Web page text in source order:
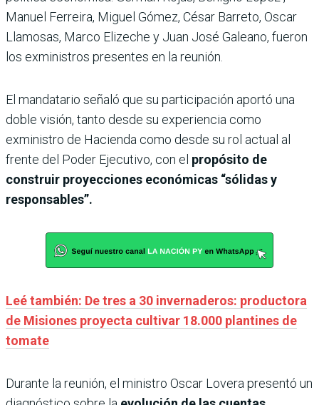
Manuel Ferreira, Miguel Gómez, César Barreto, Oscar
Llamosas, Marco Elizeche y Juan José Galeano, fueron
los exministros presentes en la reunión.
El mandatario señaló que su participación aportó una
doble visión, tanto desde su experiencia como
exministro de Hacienda como desde su rol actual al
frente del Poder Ejecutivo, con el propósito de
construir proyecciones económicas “sólidas y
responsables”.
Leé también: De tres a 30 invernaderos: productora
de Misiones proyecta cultivar 18.000 plantines de
tomate
Durante la reunión, el ministro Oscar Lovera presentó un